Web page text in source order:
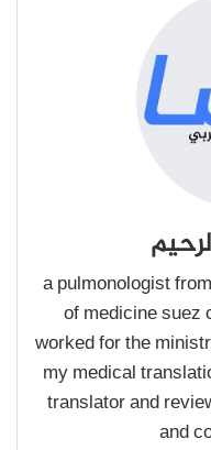
a pulmonologist
of medicine suez
worked for the
my medical
translator and
and